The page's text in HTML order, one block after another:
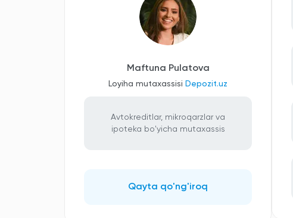
Maftuna Pulatova
Loyiha mutaxassisi Depozit.uz
Avtokreditlar, mikroqarzlar va
ipoteka bo'yicha mutaxassis
Qayta qo'ng'iroq